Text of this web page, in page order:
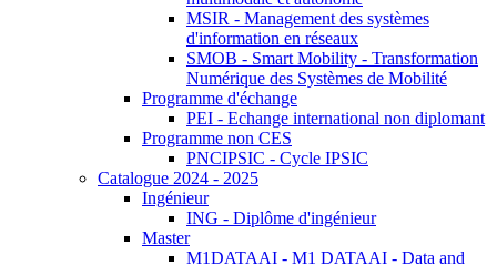
MSIR - Management des systèmes
d'information en réseaux
SMOB - Smart Mobility - Transformation
Numérique des Systèmes de Mobilité
Programme d'échange
PEI - Echange international non diplomant
Programme non CES
PNCIPSIC - Cycle IPSIC
Catalogue 2024 - 2025
Ingénieur
ING - Diplôme d'ingénieur
Master
M1DATAAI - M1 DATAAI - Data and